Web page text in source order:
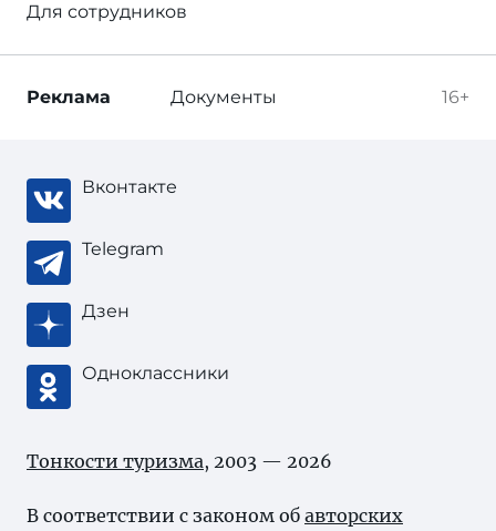
Для сотрудников
16+
Реклама Документы
Вконтакте
Telegram
Дзен
Одноклассники
Тонкости туризма, 2003 — 2026
В соответствии с законом об авторских